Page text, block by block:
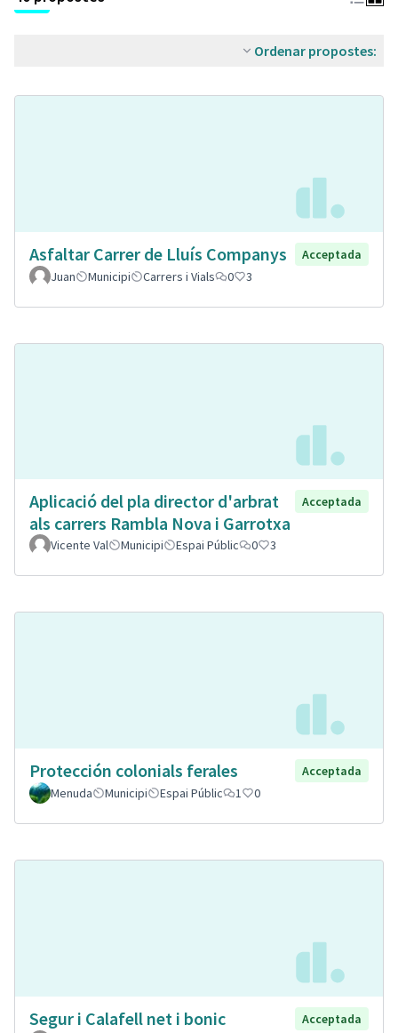
Ordenar propostes:
Asfaltar Carrer de Lluís Companys
Acceptada
Juan
Municipi Carrers i Vials 0 3
Aplicació del pla director d'arbrat
als carrers Rambla Nova i Garrotxa
Acceptada
Vicente Val Municipi Espai Públic 0 3
Protección colonials ferales
Acceptada
Menuda
Municipi Espai Públic 1 0
Segur i Calafell net i bonic
Acceptada